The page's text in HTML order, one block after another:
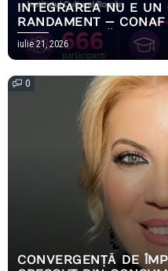
INTEGRAREA NU E UN
RANDAMENT —
REZULTATE
EMPOWERING HOPE
iulie 21, 2026
0
CONVERGENȚĂ DE